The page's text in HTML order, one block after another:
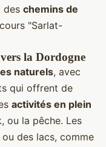
des chemins de
"Sarlat-
la Dordogne
naturels, avec
qui offrent de
activités en plein
ou la pêche. Les
des lacs, comme